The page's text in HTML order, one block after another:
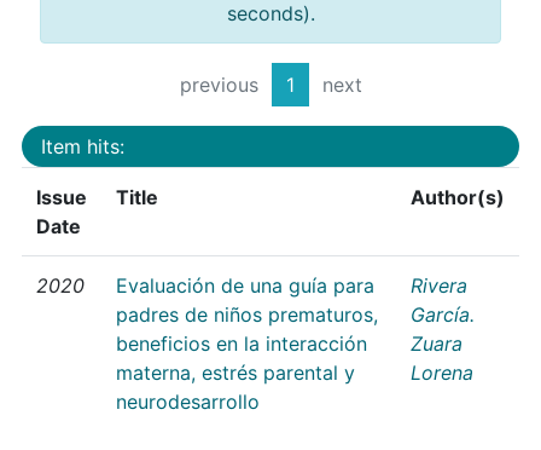
seconds).
previous 1 next
Item hits:
Issue
Date
Title Author(s)
2020
Evaluación de una guía para
padres de niños prematuros,
beneficios en la interacción
materna, estrés parental y
neurodesarrollo
Rivera
García.
Zuara
Lorena